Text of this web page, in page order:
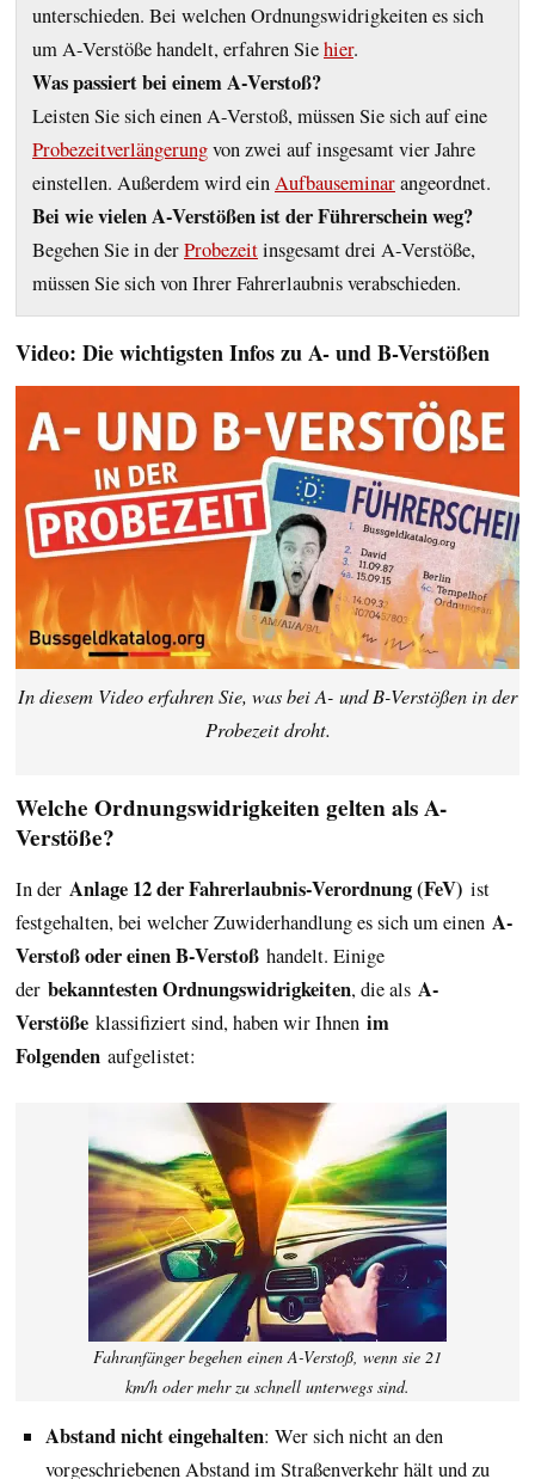
unterschieden. Bei welchen Ordnungswidrigkeiten es sich
um A-Verstöße handelt, erfahren Siehier.
Was passiert bei einem A-Verstoß?
Leisten Sie sich einen A-Verstoß, müssen Sie sich auf eine
Probezeitverlängerungvon zwei auf insgesamt vier Jahre
einstellen. Außerdem wird einAufbauseminarangeordnet.
Bei wie vielen A-Verstößen ist der Führer‌schein weg?
Begehen Sie in derProbezeitinsgesamt drei A-Verstöße,
müssen Sie sich von Ihrer Fahrerlaubnis verabschieden.
Video: Die wichtigsten Infos zu A- und B-Verstößen
In diesem Video erfahren Sie, was bei A- und B-Verstößen in der
Probezeit droht.
Welche Ordnungswidrigkeiten gelten als A-
Verstöße?
In der Anlage 12 der Fahrerlaubnis-Verordnung (FeV) ist
festgehalten, bei welcher Zuwiderhandlung es sich um einen A-
Verstoß oder einen B-Verstoß handelt. Einige
der bekanntesten Ordnungswidrigkeiten, die als A-
Verstöße klassifiziert sind, haben wir Ihnen im
Folgenden aufgelistet:
Fahranfänger begehen einen A-Verstoß, wenn sie 21
km/h oder mehr zu schnell unterwegs sind.
Abstand nicht eingehalten: Wer sich nicht an den
vorgeschriebenen Abstand im Straßenverkehr hält und zu